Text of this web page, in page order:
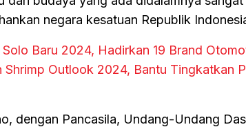
negara kesatuan Republik
Baru 2024, Hadirkan 19 Brand
Shrimp Outlook 2024, Bantu Tingkatkan
dengan Pancasila, Undang-Undang